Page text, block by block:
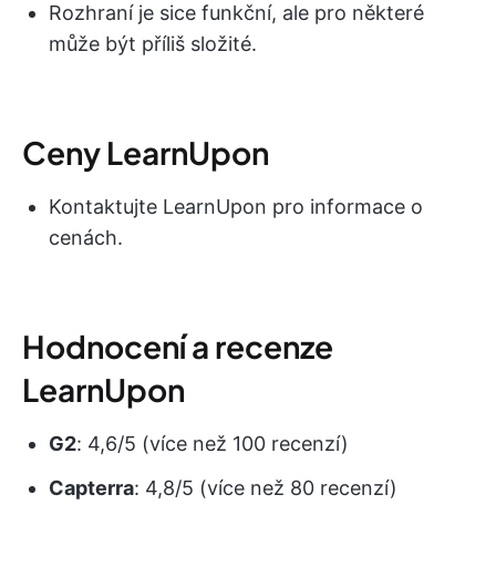
Rozhraní je sice funkční, ale pro některé
může být příliš složité.
Ceny LearnUpon
Kontaktujte LearnUpon pro informace o
cenách.
Hodnocení a recenze
LearnUpon
G2: 4,6/5 (více než 100 recenzí)
Capterra: 4,8/5 (více než 80 recenzí)